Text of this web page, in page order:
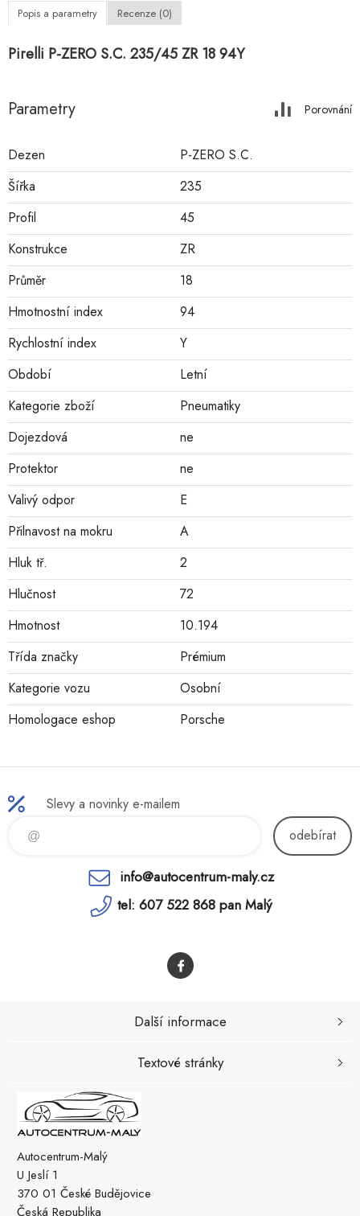
Popis a parametry Recenze (0)
Pirelli P-ZERO S.C. 235/45 ZR 18 94Y
Parametry Porovnání
Dezen
P-ZERO S.C.
Šířka
235
Profil
45
Konstrukce
ZR
Průměr
18
Hmotnostní index
94
Rychlostní index
Y
Období
Letní
Kategorie zboží
Pneumatiky
Dojezdová
ne
Protektor
ne
Valivý odpor
E
Přilnavost na mokru
A
Hluk tř.
2
Hlučnost
72
Hmotnost
10.194
Třída značky
Prémium
Kategorie vozu
Osobní
Homologace eshop
Porsche
Slevy a novinky e-mailem
odebírat
info@autocentrum-maly.cz
tel: 607 522 868 pan Malý
Autocentrum-Malý
U Jeslí 1
370 01 České Budějovice
Česká Republika
Další informace
Textové stránky